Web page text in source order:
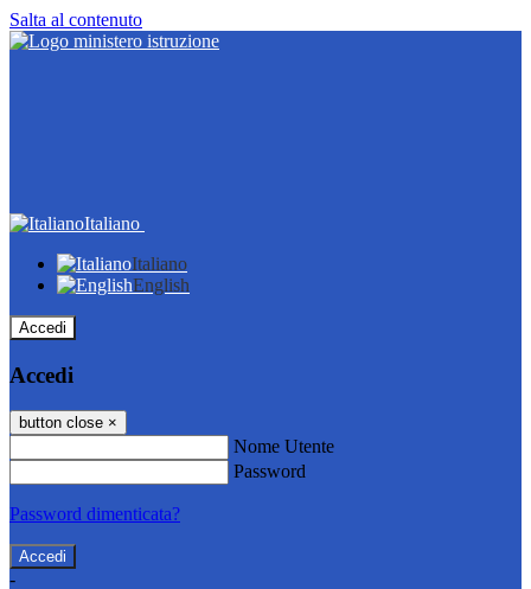
Salta al contenuto
Italiano
Italiano
English
Accedi
Accedi
button close ×
Nome Utente
Password
Password dimenticata?
-